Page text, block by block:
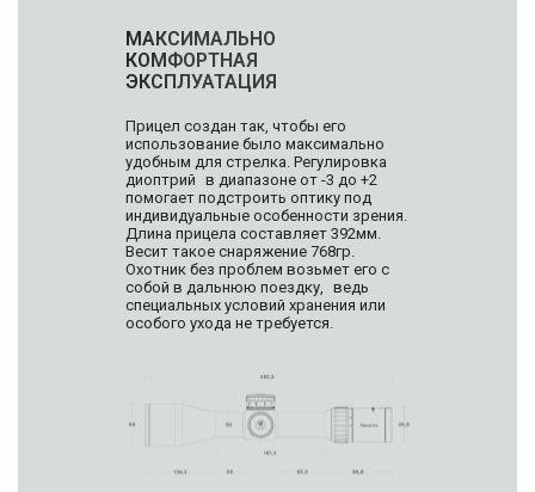
МАКСИМАЛЬНО
КОМФОРТНАЯ
ЭКСПЛУАТАЦИЯ
Прицел создан так, чтобы его
использование было максимально
удобным для стрелка. Регулировка
диоптрий в диапазоне от -3 до +2
помогает подстроить оптику под
индивидуальные особенности зрения.
Длина прицела составляет 392мм.
Весит такое снаряжение 768гр.
Охотник без проблем возьмет его с
собой в дальнюю поездку, ведь
специальных условий хранения или
особого ухода не требуется.